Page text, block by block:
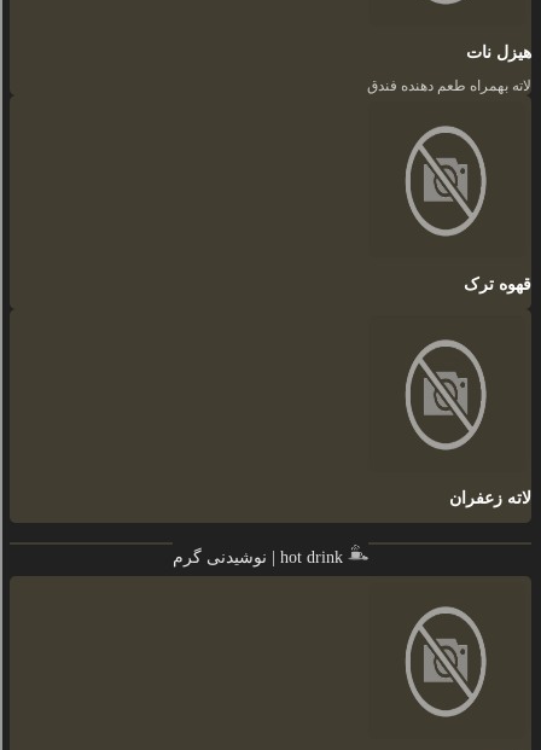
هیزل نات
لاته بهمراه طعم دهنده فندق
قهوه ترک
لاته زعفران
نوشیدنی گرم | hot drink